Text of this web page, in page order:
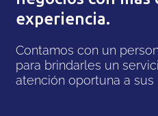
experiencia.
Contamos con un
para brindarles un
atención oportuna a sus